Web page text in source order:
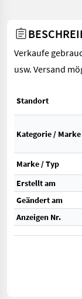
Verkaufe
usw. Versand
Standort
Kategorie / Marke
Marke / Typ
Erstellt am
Geändert am
Anzeigen Nr.